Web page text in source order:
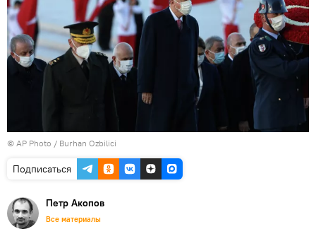
© AP Photo / Burhan Ozbilici
Подписаться
Петр Акопов
Все материалы